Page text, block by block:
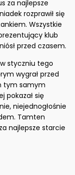
za najlepsze
rozprawił się
Wszystkie
klub
przed czasem.
styczniu tego
wygrał przed
tym samym
pokazał się
niejednogłośnie
Tamten
najlepsze starcie